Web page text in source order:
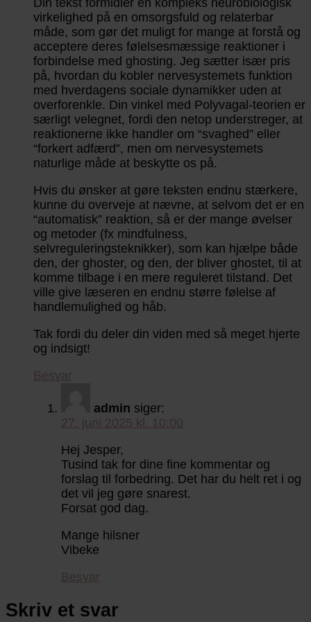
virkelighed på en omsorgsfuld og relaterbar
måde, som gør det muligt for mange at forstå og
acceptere deres følelsesmæssige reaktioner i
forbindelse med ghosting. Jeg sætter især pris
på, hvordan du kobler nervesystemets funktion
med hverdagens sociale dynamikker uden at
overforenkle. Din vinkel med Polyvagal-teorien er
særligt velegnet, fordi den netop understreger, at
reaktionerne ikke handler om “svaghed” eller
“forkert adfærd”, men om nervesystemets
naturlige måde at beskytte os på.
Hvis du ønsker at gøre teksten endnu stærkere,
kunne du overveje at nævne, at selvom det er en
“automatisk” reaktion, så er der mange øvelser
og metoder (fx mindfulness,
selvreguleringsteknikker), som kan hjælpe både
den, der ghoster, og den, der bliver ghostet, til at
komme tilbage i en mere reguleret tilstand. Det
ville give læseren en endnu større følelse af
handlemulighed og håb.
Tak fordi du deler din viden med så meget hjerte
og indsigt!
Besvar
admin siger:
27. juni 2025 kl. 10:00
Hej Jesper,
Tusind tak for dine fine kommentar og
forslag til forbedring. Det har du helt ret i og
det vil jeg gøre snarest.
Forsat god dag.
Mange hilsner
Vibeke
Besvar
Skriv et svar